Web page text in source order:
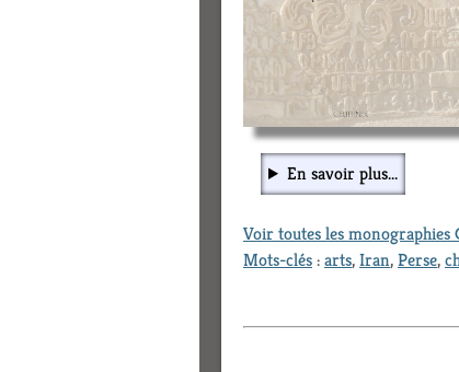
En savoir plus...
Voir toutes les monographies
Mots-clés:arts,Iran,Perse,